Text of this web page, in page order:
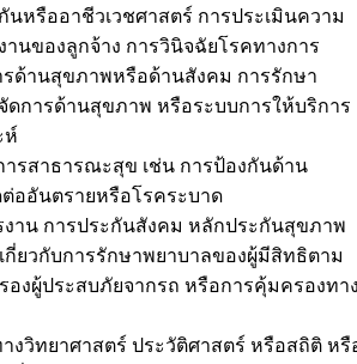
นหรืออาชีวเวชศาสตร์ การประเมินความ
านของลูกจ้าง การวินิจฉัยโรคทางการ
ด้านสุขภาพหรือด้านสังคม การรักษา
ดการด้านสุขภาพ หรือระบบการให้บริการ
ห์
ารสาธารณะสุข เช่น การป้องกันด้าน
ออันตรายหรือโรคระบาด
งาน การประกันสังคม หลักประกันสุขภาพ
กี่ยวกับการรักษาพยาบาลของผู้มีสิทธิตาม
งผู้ประสบภัยจากรถ หรือการคุ้มครองทา
างวิทยาศาสตร์ ประวัติศาสตร์ หรือสถิติ หรื